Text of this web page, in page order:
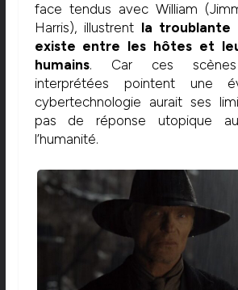
face tendus avec William
Harris), illustrent la
existe entre les hôtes et
humains. Car ces scènes
interprétées pointent une
cybertechnologie aurait ses
pas de réponse utopique
l’humanité.